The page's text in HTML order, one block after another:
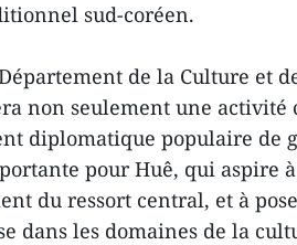
sud-coréen.
de la Culture et
non seulement une
diplomatique populaire de
pour Huê, qui aspire
du ressort central, et à
dans les domaines de la